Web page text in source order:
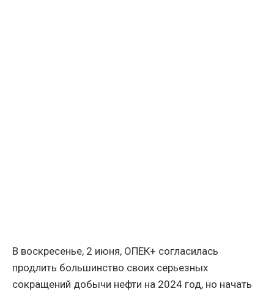
В воскресенье, 2 июня, ОПЕК+ согласилась
продлить большинство своих серьезных
сокращений добычи нефти на 2024 год, но начать